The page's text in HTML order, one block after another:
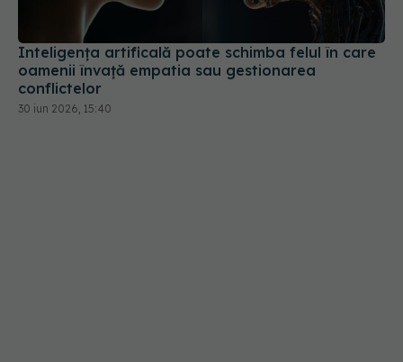
Inteligența artificală poate schimba felul în care
oamenii învață empatia sau gestionarea
conflictelor
30 iun 2026, 15:40